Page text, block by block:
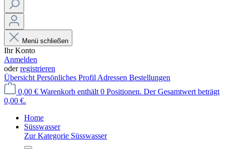
Menü schließen
Ihr Konto
Anmelden
oderregistrieren
Übersicht Persönliches Profil Adressen Bestellungen
0,00 € Warenkorb enthält 0 Positionen. Der Gesamtwert beträgt
0,00 €.
Home
Süsswasser
Zur Kategorie Süsswasser